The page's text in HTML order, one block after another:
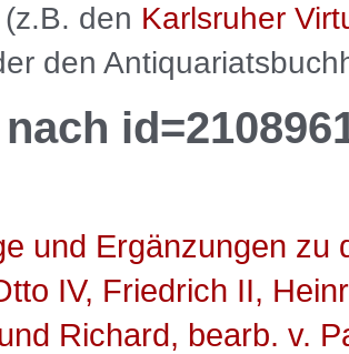
den Karlsruher
den
und Ergänzungen
IV, Friedrich II,
Richard, bearb. v.